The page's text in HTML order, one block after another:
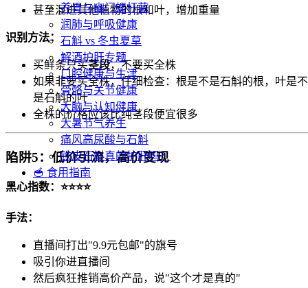
养胃与幽门螺杆菌
润肺与呼吸健康
石斛 vs 冬虫夏草
解酒护肝专题
口腔健康与生津
骨骼与关节健康
大脑与认知健康
大暑节气养生
痛风高尿酸与石斛
铁皮石斛真的护肝吗？
🥣 食用指南
甚至混进其他植物的根和叶，增加重量
识别方法：
买鲜条只买茎段，不要买全株
如果非要买全株，仔细检查：根是不是石斛的根，叶是不
是石斛的叶
全株的价格应该比纯茎段便宜很多
陷阱5：低价引流，高价变现
黑心指数：⭐⭐⭐⭐
手法：
直播间打出"9.9元包邮"的旗号
吸引你进直播间
然后疯狂推销高价产品，说"这个才是真的"